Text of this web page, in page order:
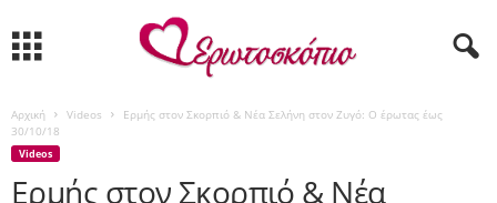
Αρχική Videos
Ερμής στον Σκορπιό & Νέα Σελήνη στον Ζυγό: Ο έρωτας έως
30/10/18
Videos
Ερμής στον Σκορπιό & Νέα